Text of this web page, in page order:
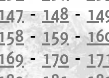
-148-
-159-
-170-